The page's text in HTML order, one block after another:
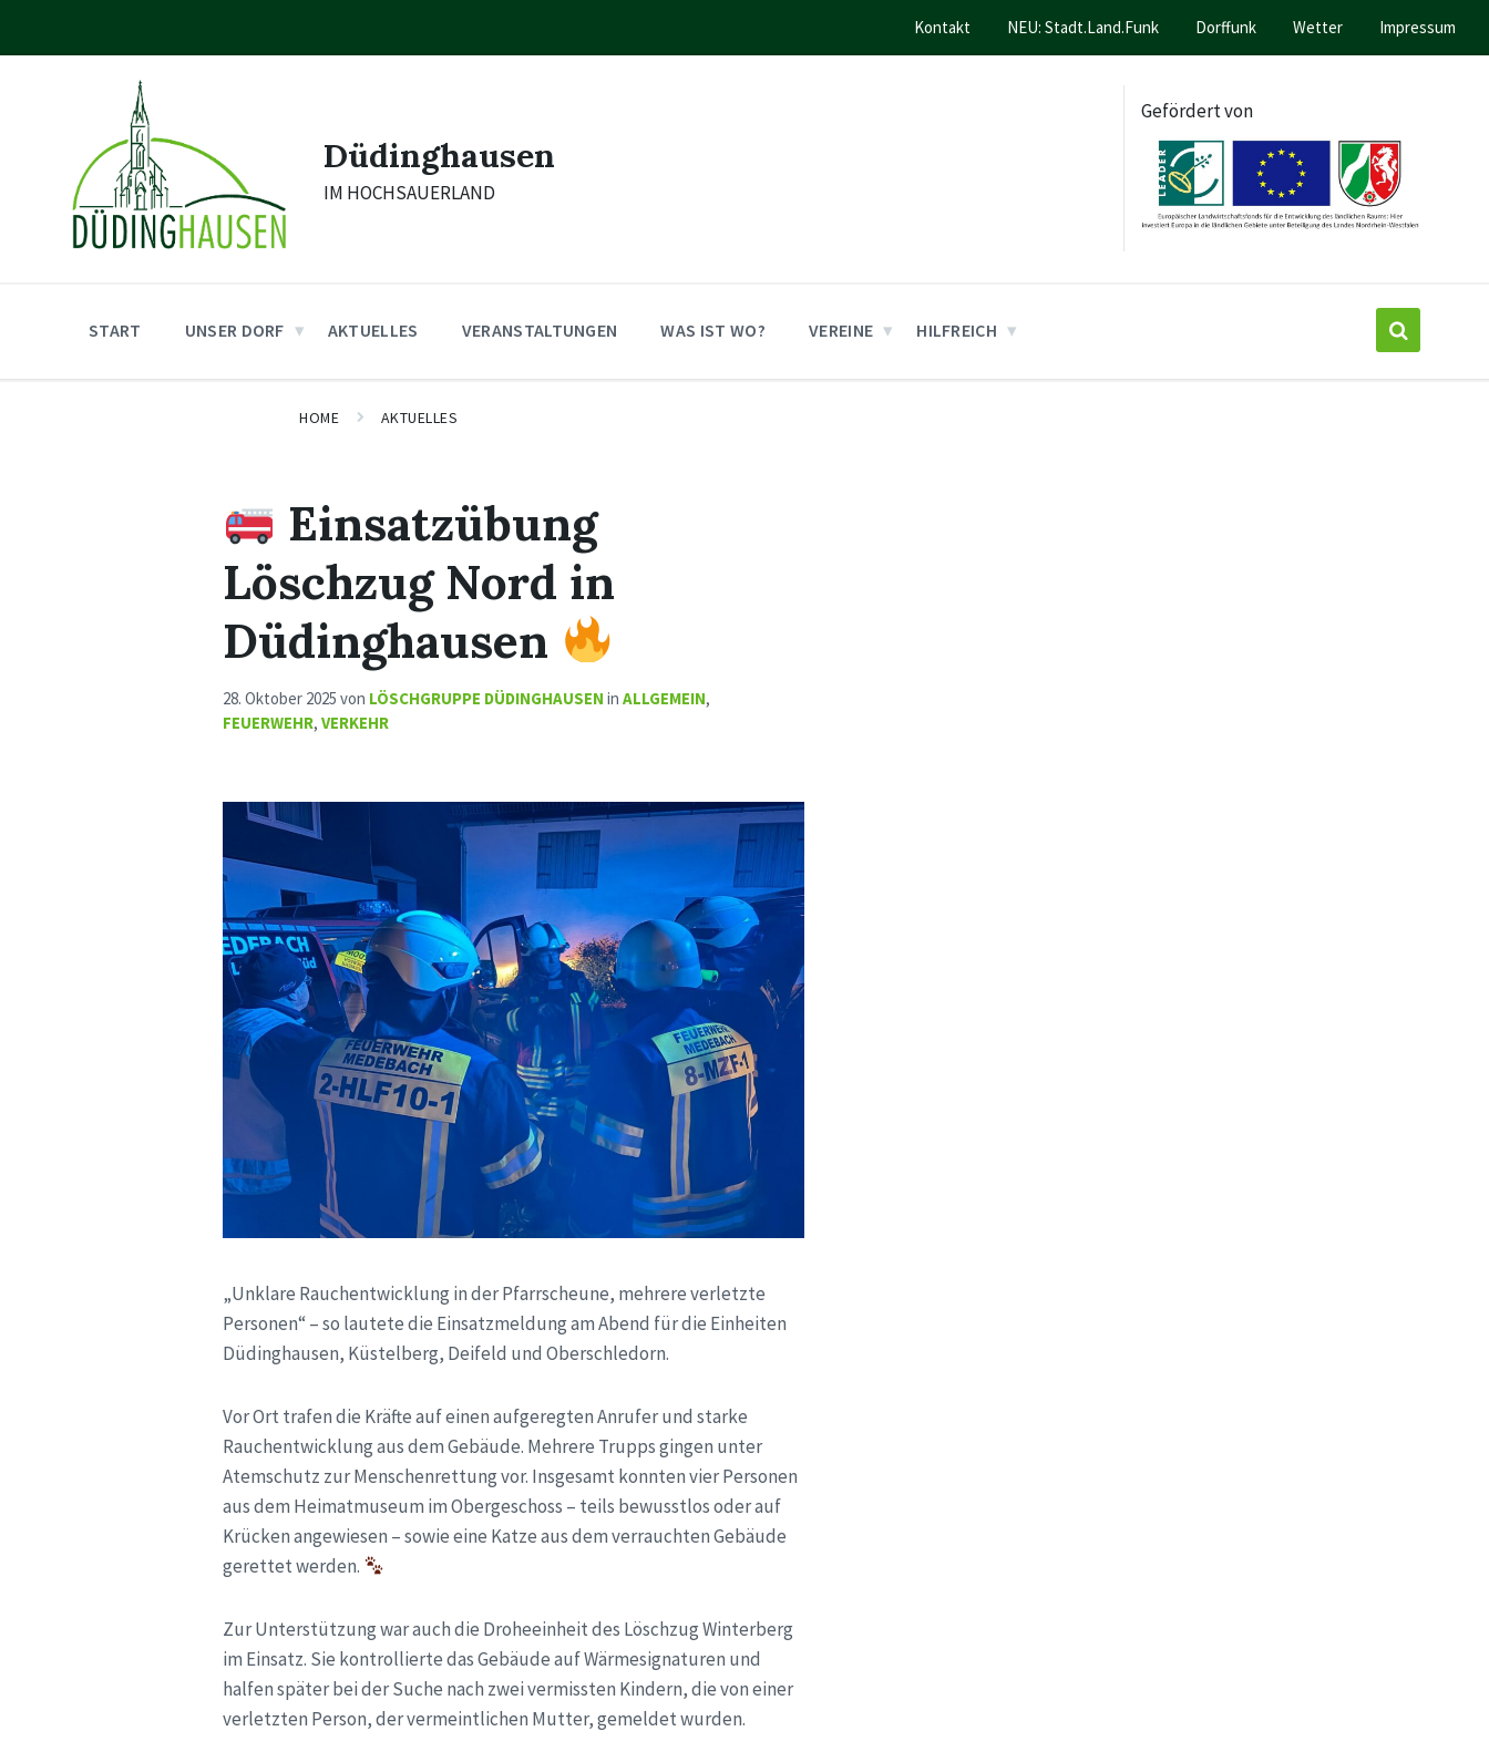
content
main
footer
Kontakt NEU: Stadt.Land.Funk Dorffunk Wetter Impressum
Düdinghausen
IM HOCHSAUERLAND
Gefördert von
START UNSER DORF AKTUELLES VERANSTALTUNGEN WAS IST WO? VEREINE HILFREICH
HOME AKTUELLES
Einsatzübung
Löschzug Nord in
Düdinghausen
28. Oktober 2025 von LÖSCHGRUPPE DÜDINGHAUSEN in ALLGEMEIN,
FEUERWEHR, VERKEHR
„Unklare Rauchentwicklung in der Pfarrscheune, mehrere verletzte
Personen“ – so lautete die Einsatzmeldung am Abend für die Einheiten
Düdinghausen, Küstelberg, Deifeld und Oberschledorn.
Vor Ort trafen die Kräfte auf einen aufgeregten Anrufer und starke
Rauchentwicklung aus dem Gebäude. Mehrere Trupps gingen unter
Atemschutz zur Menschenrettung vor. Insgesamt konnten vier Personen
aus dem Heimatmuseum im Obergeschoss – teils bewusstlos oder auf
Krücken angewiesen – sowie eine Katze aus dem verrauchten Gebäude
gerettet werden.
Zur Unterstützung war auch die Droheeinheit des Löschzug Winterberg
im Einsatz. Sie kontrollierte das Gebäude auf Wärmesignaturen und
halfen später bei der Suche nach zwei vermissten Kindern, die von einer
verletzten Person, der vermeintlichen Mutter, gemeldet wurden.